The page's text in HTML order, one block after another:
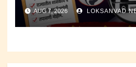
मोहीम..
AUG 7, 2026 LOKSANVAD